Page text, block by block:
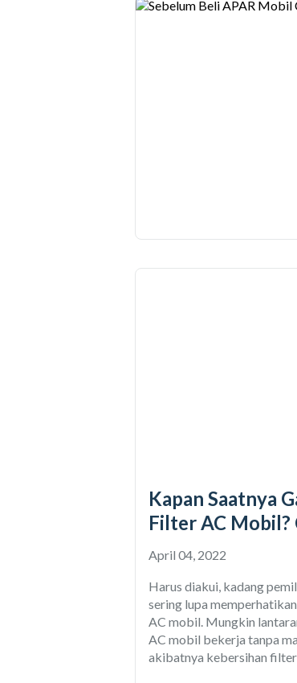
Kapan Saatnya
Filter AC Mobil?
Faktanya!
April 04, 2022
Harus diakui, kadang
sering lupa
AC mobil. Mungkin
AC mobil bekerja tanpa
akibatnya kebersihan